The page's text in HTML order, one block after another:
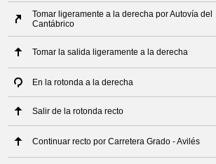
Tomar ligeramente a la derecha por Autovía del
Cantábrico
Tomar la salida ligeramente a la derecha
En la rotonda a la derecha
Salir de la rotonda recto
Continuar recto por Carretera Grado - Avilés